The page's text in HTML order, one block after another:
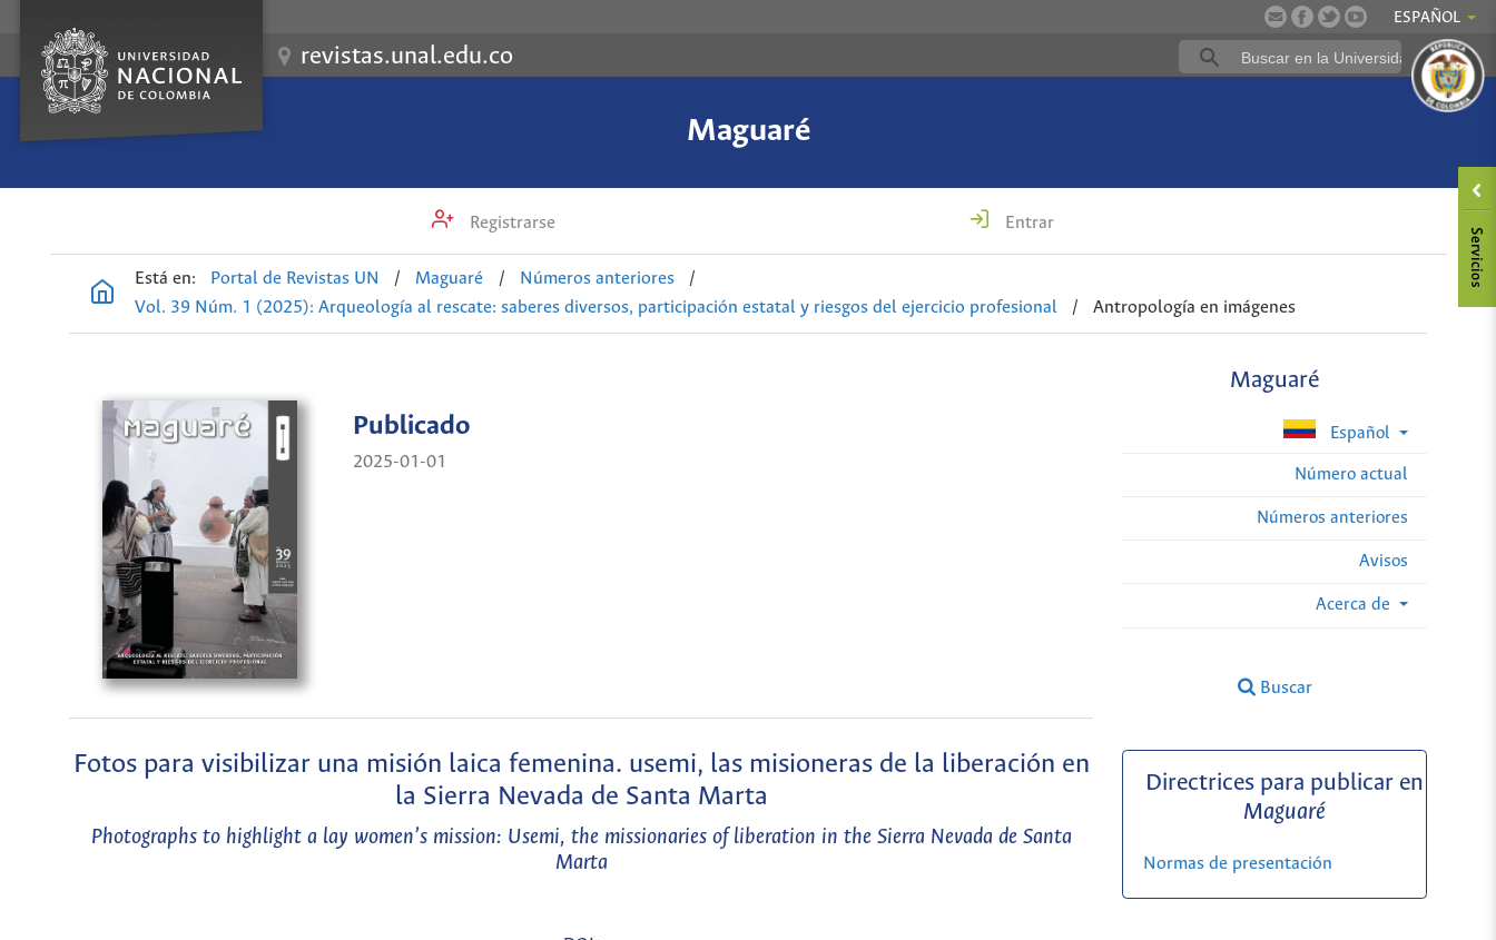
ESPAÑOL
revistas.unal.edu.co
Maguaré
Registrarse Entrar
Está en: Portal de Revistas UN / Maguaré / Números anteriores
/
Vol. 39 Núm. 1 (2025): Arqueología al rescate: saberes diversos, participación estatal y riesgos del ejercicio profesional
/ Antropología en imágenes
Maguaré
Español
Número actual
Números anteriores
Avisos
Acerca de
Buscar
Publicado
2025-01-01
Fotos para visibilizar una misión laica femenina. usemi, las misioneras de la liberación en
la Sierra Nevada de Santa Marta
Photographs to highlight a lay women’s mission: Usemi, the missionaries of liberation in the Sierra Nevada de Santa
Marta
Directrices para publicar en
Maguaré
Normas de presentación